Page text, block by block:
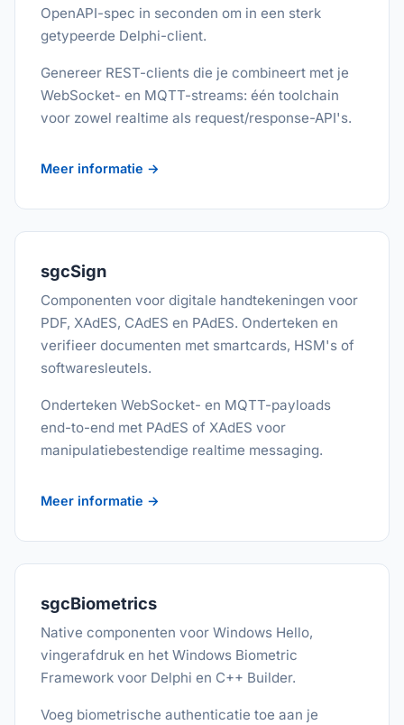
OpenAPI-spec in seconden om in een sterk
getypeerde Delphi-client.
Genereer REST-clients die je combineert met je
WebSocket- en MQTT-streams: één toolchain
voor zowel realtime als request/response-API's.
Meer informatie →
sgcSign
Componenten voor digitale handtekeningen voor
PDF, XAdES, CAdES en PAdES. Onderteken en
verifieer documenten met smartcards, HSM's of
softwaresleutels.
Onderteken WebSocket- en MQTT-payloads
end-to-end met PAdES of XAdES voor
manipulatiebestendige realtime messaging.
Meer informatie →
sgcBiometrics
Native componenten voor Windows Hello,
vingerafdruk en het Windows Biometric
Framework voor Delphi en C++ Builder.
Voeg biometrische authenticatie toe aan je